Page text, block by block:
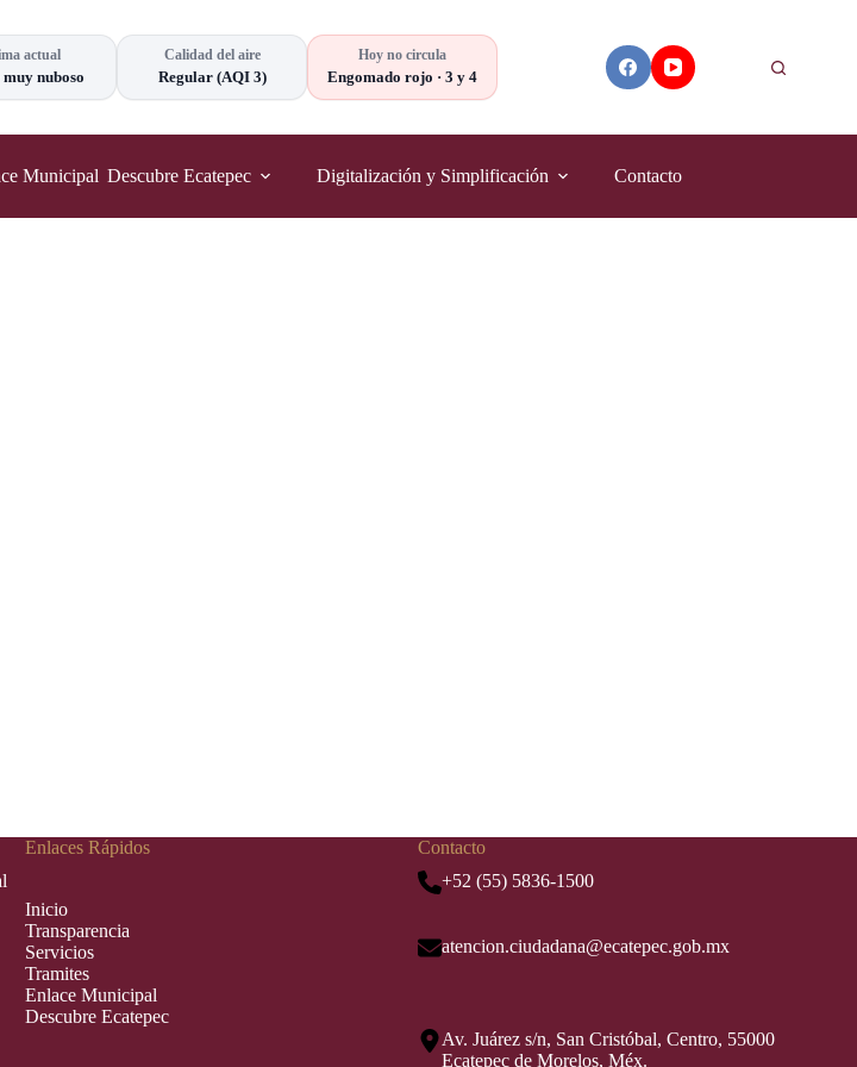
actual
muy nuboso
Calidad del aire
Regular (AQI 3)
Hoy no circula
Engomado rojo · 3 y 4
Municipal Descubre Ecatepec Digitalización y Simplificación Contacto
Enlaces Rápidos
Inicio
Transparencia
Servicios
Tramites
Enlace Municipal
Descubre Ecatepec
Contacto
+52 (55) 5836-1500
atencion.ciudadana@ecatepec.gob.mx
Av. Juárez s/n, San Cristóbal, Centro, 55000
Ecatepec de Morelos, Méx.